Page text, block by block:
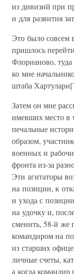
из дивизий при
и для развития
Это было совсем
пришлось
Флорианово,
ко мне
штаба
Затем он мне
имевших место в
печальные
образом,
военных и
фронта из-за
Эти агитаторы
на позиции, к
и ухода с
на удочку и,
сменить, 58-й же
командиром на
из старших
личные счеты,
а когда